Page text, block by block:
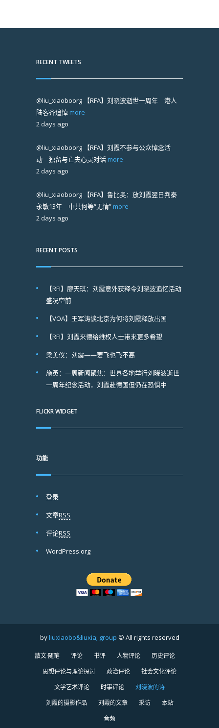
RECENT TWEETS
@liu_xiaoboorg 【RFA】刘晓波逝世一周年 港人
陆客齐追悼 more
2 days ago
@liu_xiaoboorg 【RFA】刘霞不参与公众悼念活
动 独留与亡夫心灵对话 more
2 days ago
@liu_xiaoboorg 【RFA】鲁比奥：放刘霞翌日判秦
永敏13年 中共何等“无情” more
2 days ago
RECENT POSTS
【RFI】廖天琪：刘霞意外获释令刘晓波追忆活动
盛况空前
【VOA】王军涛谈北京为何将刘霞释放出国
【RFI】刘霞来德给维权人士带来更多希望
梁美仪：刘霞——要飞也飞不高
施英：一周新闻聚焦：世界各地举行刘晓波逝世
一周年纪念活动，刘霞赴德国但仍在恐惧中
FLICKR WIDGET
功能
登录
文章RSS
评论RSS
WordPress.org
byliuxiaobo&liuxia; group © All rights reserved
散文·随笔 评论 书评 人物评论
历史评论
思想评论与理论探讨
政治评论
社会文化评论
文学艺术评论
时事评论
刘晓波的诗
刘霞的摄影作品
刘霞的文章 采访
本站
音频